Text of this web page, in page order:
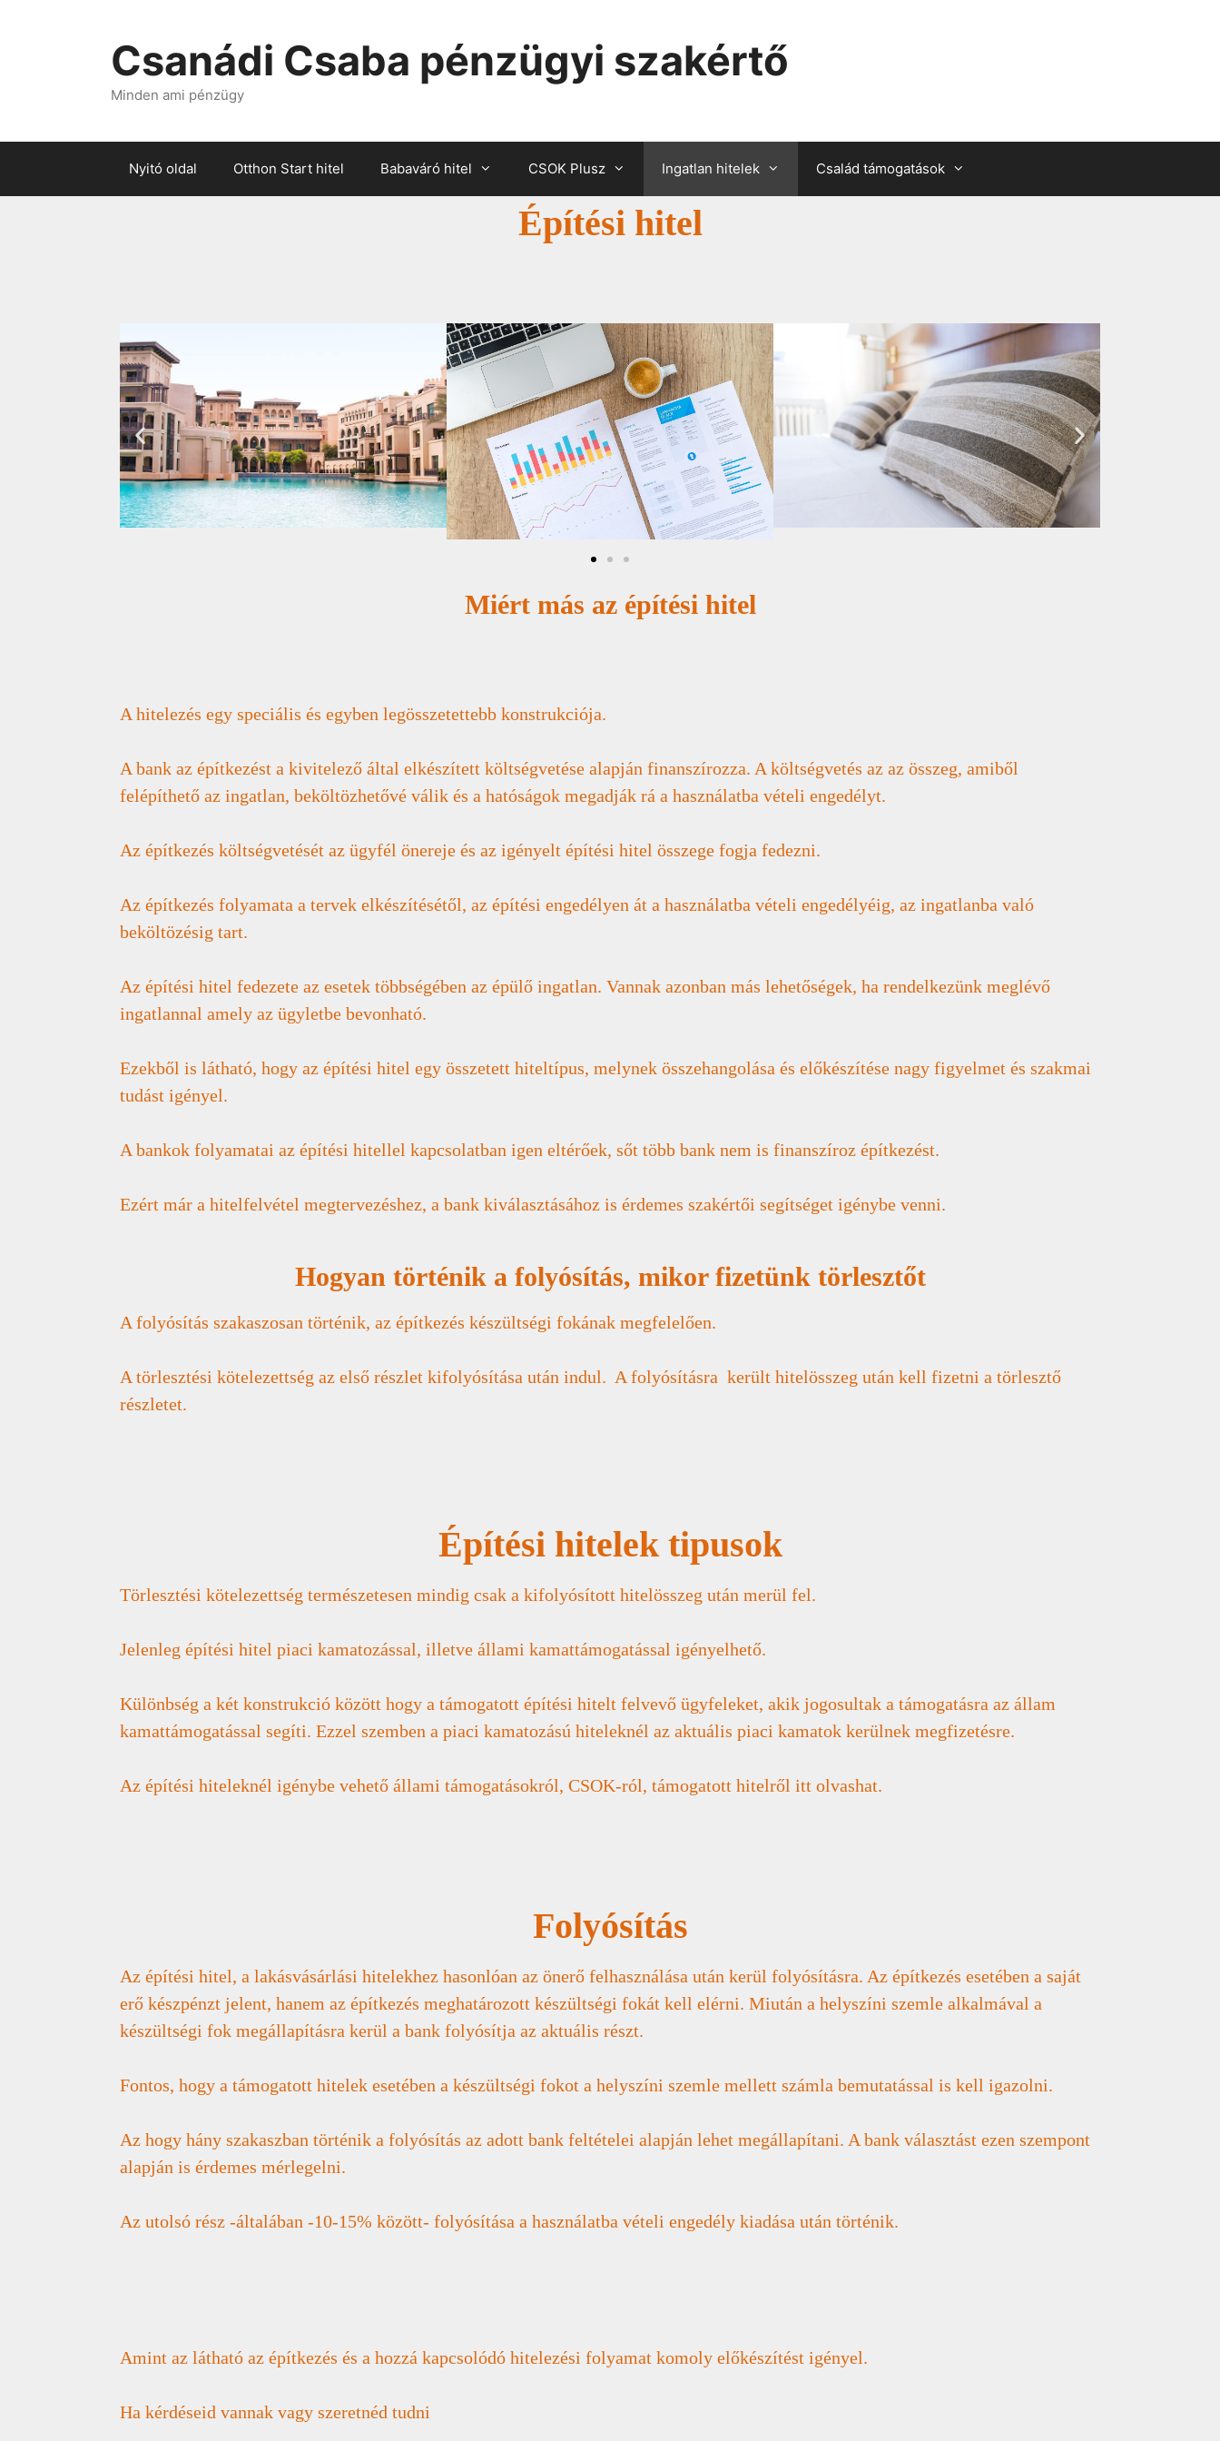
Csanádi Csaba pénzügyi szakértő
Minden ami pénzügy
Nyitó oldal Otthon Start hitel Babaváró hitel CSOK Plusz Ingatlan hitelek Család támogatások
Építési hitel
Miért más az építési hitel
A hitelezés egy speciális és egyben legösszetettebb konstrukciója.
A bank az építkezést a kivitelező által elkészített költségvetése alapján finanszírozza. A költségvetés az az összeg, amiből
felépíthető az ingatlan, beköltözhetővé válik és a hatóságok megadják rá a használatba vételi engedélyt.
Az építkezés költségvetését az ügyfél önereje és az igényelt építési hitel összege fogja fedezni.
Az építkezés folyamata a tervek elkészítésétől, az építési engedélyen át a használatba vételi engedélyéig, az ingatlanba való
beköltözésig tart.
Az építési hitel fedezete az esetek többségében az épülő ingatlan. Vannak azonban más lehetőségek, ha rendelkezünk meglévő
ingatlannal amely az ügyletbe bevonható.
Ezekből is látható, hogy az építési hitel egy összetett hiteltípus, melynek összehangolása és előkészítése nagy figyelmet és szakmai
tudást igényel.
A bankok folyamatai az építési hitellel kapcsolatban igen eltérőek, sőt több bank nem is finanszíroz építkezést.
Ezért már a hitelfelvétel megtervezéshez, a bank kiválasztásához is érdemes szakértői segítséget igénybe venni.
Hogyan történik a folyósítás, mikor fizetünk törlesztőt
A folyósítás szakaszosan történik, az építkezés készültségi fokának megfelelően.
A törlesztési kötelezettség az első részlet kifolyósítása után indul. A folyósításra került hitelösszeg után kell fizetni a törlesztő
részletet.
Építési hitelek tipusok
Törlesztési kötelezettség természetesen mindig csak a kifolyósított hitelösszeg után merül fel.
Jelenleg építési hitel piaci kamatozással, illetve állami kamattámogatással igényelhető.
Különbség a két konstrukció között hogy a támogatott építési hitelt felvevő ügyfeleket, akik jogosultak a támogatásra az állam
kamattámogatással segíti. Ezzel szemben a piaci kamatozású hiteleknél az aktuális piaci kamatok kerülnek megfizetésre.
Az építési hiteleknél igénybe vehető állami támogatásokról, CSOK-ról, támogatott hitelről itt olvashat.
Folyósítás
Az építési hitel, a lakásvásárlási hitelekhez hasonlóan az önerő felhasználása után kerül folyósításra. Az építkezés esetében a saját
erő készpénzt jelent, hanem az építkezés meghatározott készültségi fokát kell elérni. Miután a helyszíni szemle alkalmával a
készültségi fok megállapításra kerül a bank folyósítja az aktuális részt.
Fontos, hogy a támogatott hitelek esetében a készültségi fokot a helyszíni szemle mellett számla bemutatással is kell igazolni.
Az hogy hány szakaszban történik a folyósítás az adott bank feltételei alapján lehet megállapítani. A bank választást ezen szempont
alapján is érdemes mérlegelni.
Az utolsó rész -általában -10-15% között- folyósítása a használatba vételi engedély kiadása után történik.
Amint az látható az építkezés és a hozzá kapcsolódó hitelezési folyamat komoly előkészítést igényel.
Ha kérdéseid vannak vagy szeretnéd tudni